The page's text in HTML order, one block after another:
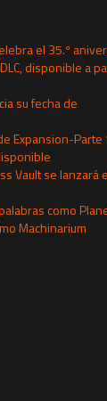
el 35.º
disponible a
su fecha de
Expansion-Parte
Vault se lanzará
como
Machinarium